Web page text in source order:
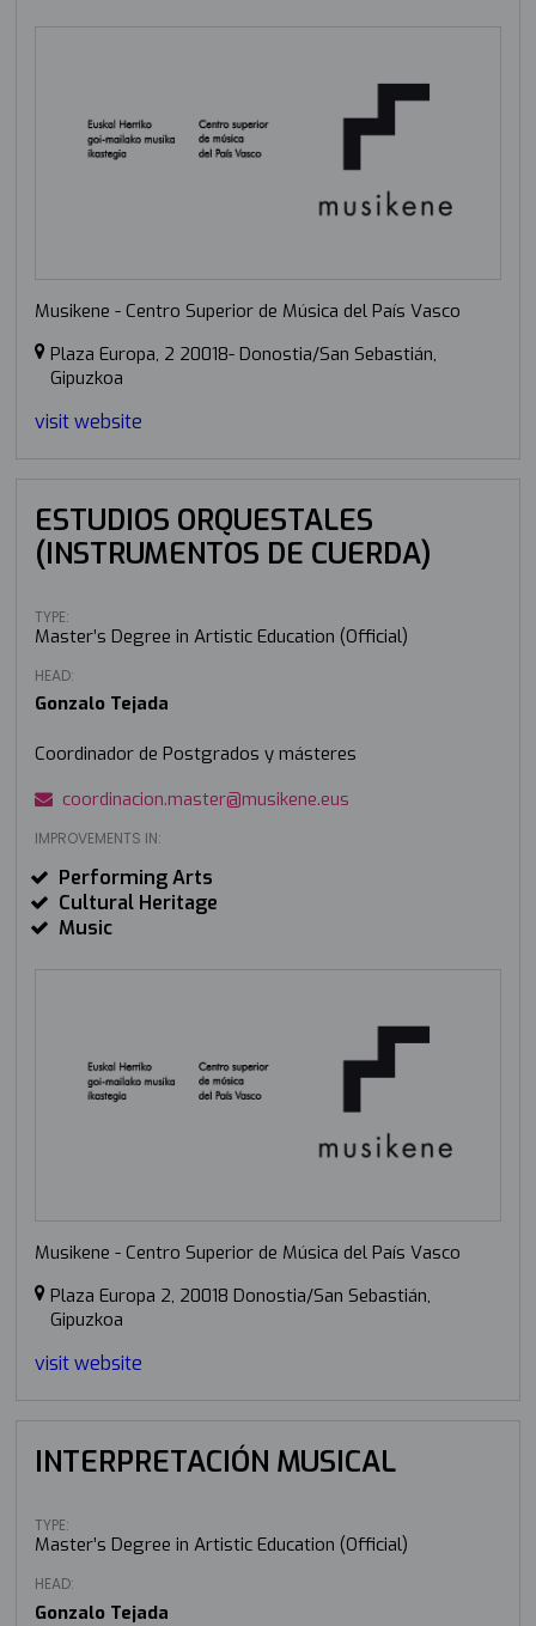
Musikene - Centro Superior de Música del País Vasco
Plaza Europa, 2 20018- Donostia/San Sebastián,
Gipuzkoa
visit website
ESTUDIOS ORQUESTALES
(INSTRUMENTOS DE CUERDA)
TYPE:
Master’s Degree in Artistic Education (Official)
HEAD:
Gonzalo Tejada
Coordinador de Postgrados y másteres
coordinacion.master@musikene.eus
IMPROVEMENTS IN:
Performing Arts
Cultural Heritage
Music
Musikene - Centro Superior de Música del País Vasco
Plaza Europa 2, 20018 Donostia/San Sebastián,
Gipuzkoa
visit website
INTERPRETACIÓN MUSICAL
TYPE:
Master’s Degree in Artistic Education (Official)
HEAD:
Gonzalo Tejada